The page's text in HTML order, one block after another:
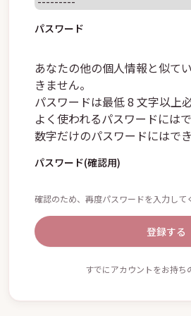
パスワード
あなたの他の個人情報と似て
きません。
パスワードは最低 8 文字以上必
よく使われるパスワードには
数字だけのパスワードにはでき
パスワード(確認用)
確認のため、再度パスワードを入力して
登録する
すでにアカウントをお持ち